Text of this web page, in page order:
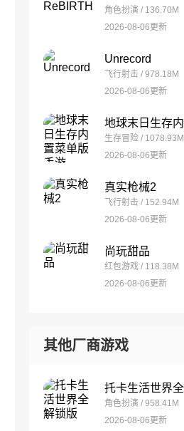
角色扮演 / 136.70M
2026-08-06更新
Unrecord
飞行射击 / 978.18M
2026-08-06更新
生存冒险 / 1078.93M
2026-08-06更新
真实枪械2
飞行射击 / 152.94M
2026-08-06更新
尚玩甜品
红包游戏 / 118.38M
2026-08-06更新
其他厂商游戏
角色扮演 / 958.41M
2026-08-06更新